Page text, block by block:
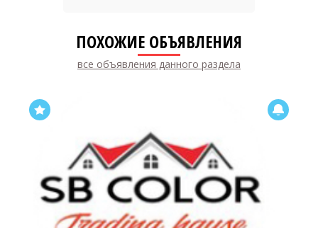
ПОХОЖИЕ ОБЪЯВЛЕНИЯ
все объявления данного раздела